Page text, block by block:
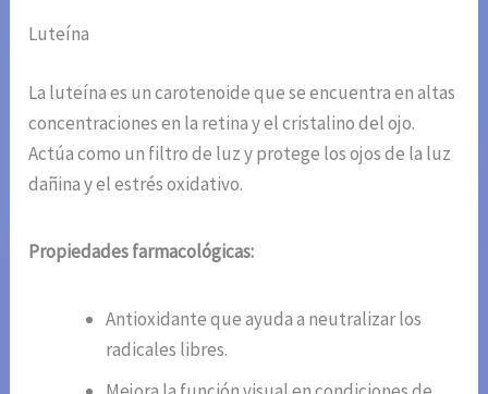
Luteína
La luteína es un carotenoide que se encuentra en altas
concentraciones en la retina y el cristalino del ojo.
Actúa como un filtro de luz y protege los ojos de la luz
dañina y el estrés oxidativo.
Propiedades farmacológicas:
Antioxidante que ayuda a neutralizar los
radicales libres.